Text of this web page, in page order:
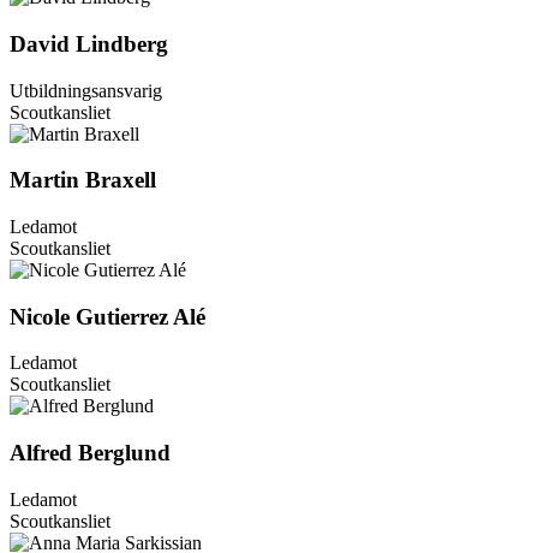
David Lindberg
Utbildningsansvarig
Scoutkansliet
Martin Braxell
Ledamot
Scoutkansliet
Nicole Gutierrez Alé
Ledamot
Scoutkansliet
Alfred Berglund
Ledamot
Scoutkansliet